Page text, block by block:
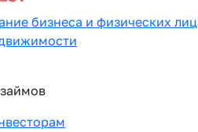
бизнеса и физических лиц